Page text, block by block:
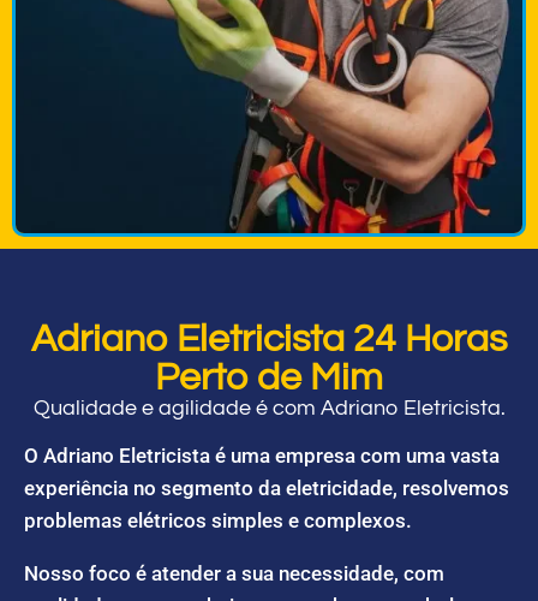
Adriano Eletricista 24 Horas
Perto de Mim
Qualidade e agilidade é com Adriano Eletricista.
O Adriano Eletricista é uma empresa com uma vasta
experiência no segmento da eletricidade, resolvemos
problemas elétricos simples e complexos.
Nosso foco é atender a sua necessidade, com